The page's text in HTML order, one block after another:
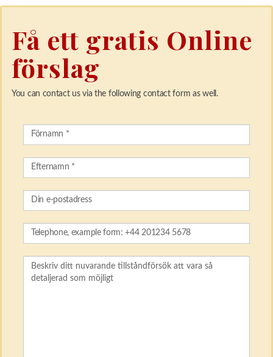
Få ett gratis Online
förslag
You can contact us via the following contact form as well.